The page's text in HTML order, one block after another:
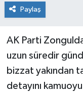
Paylaş
AK Parti
uzun süredir
bizzat yakından
detayını